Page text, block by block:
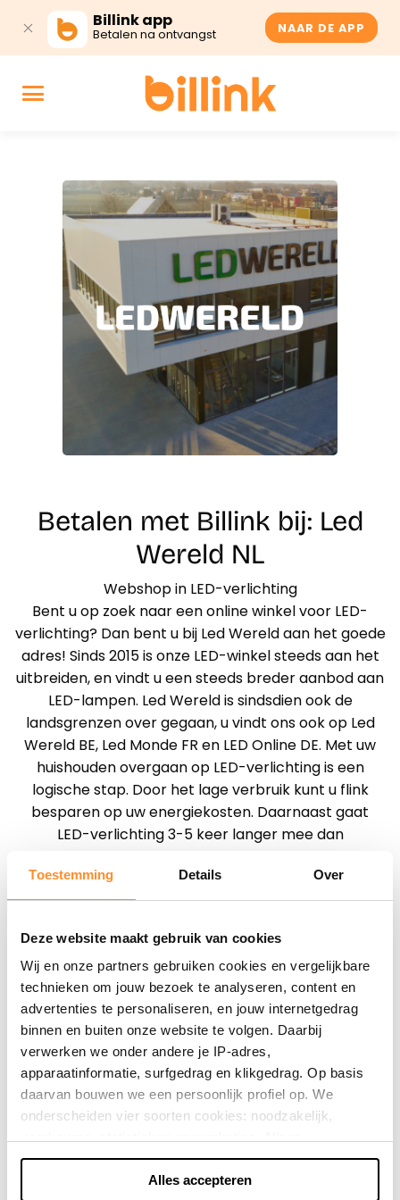
Toestemming Details Over
Deze website maakt gebruik van cookies
Wij en onze partners gebruiken cookies en vergelijkbare
technieken om jouw bezoek te analyseren, content en
advertenties te personaliseren, en jouw internetgedrag
binnen en buiten onze website te volgen. Daarbij
verwerken we onder andere je IP-adres,
apparaatinformatie, surfgedrag en klikgedrag. Op basis
daarvan bouwen we een persoonlijk profiel op. We
onderscheiden vier soorten cookies: noodzakelijk,
noodzakelijke cookies plaatsen we zonder toestemming.
Je kunt alle cookies accepteren, weigeren, of zelf kiezen
Alles accepteren
Billink app
Betalen na ontvangst NAAR DE APP
Betalen met Billink bij: Led
Wereld NL
Webshop in LED-verlichting
Bent u op zoek naar een online winkel voor LED-
verlichting? Dan bent u bij Led Wereld aan het goede
adres! Sinds 2015 is onze LED-winkel steeds aan het
uitbreiden, en vindt u een steeds breder aanbod aan
LED-lampen. Led Wereld is sindsdien ook de
landsgrenzen over gegaan, u vindt ons ook op Led
Wereld BE, Led Monde FR en LED Online DE. Met uw
huishouden overgaan op LED-verlichting is een
logische stap. Door het lage verbruik kunt u flink
besparen op uw energiekosten. Daarnaast gaat
LED-verlichting 3-5 keer langer mee dan
kunt besparen. Koop uw LED-verlichting bij een
erkende LED-winkel zoals Led Wereld en bespaar
Ruim assortiment LED-verlichting
Bij Led Wereld vindt u een ruim aanbod van LED-
lampen en andere LED-producten. Het assortiment
van onze LED-verlichting winkel groeit gestaag, ons
doel is om een breed, betaalbaar assortiment van
topkwaliteit verlichting aan te bieden. In onze online
LED-winkel vindt u daarom voornamelijk LED-
producten van het merk Ledisons.
Direct shoppen